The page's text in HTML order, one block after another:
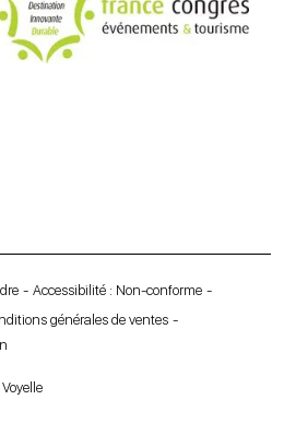
Accessibilité : Non-conforme
générales de ventes